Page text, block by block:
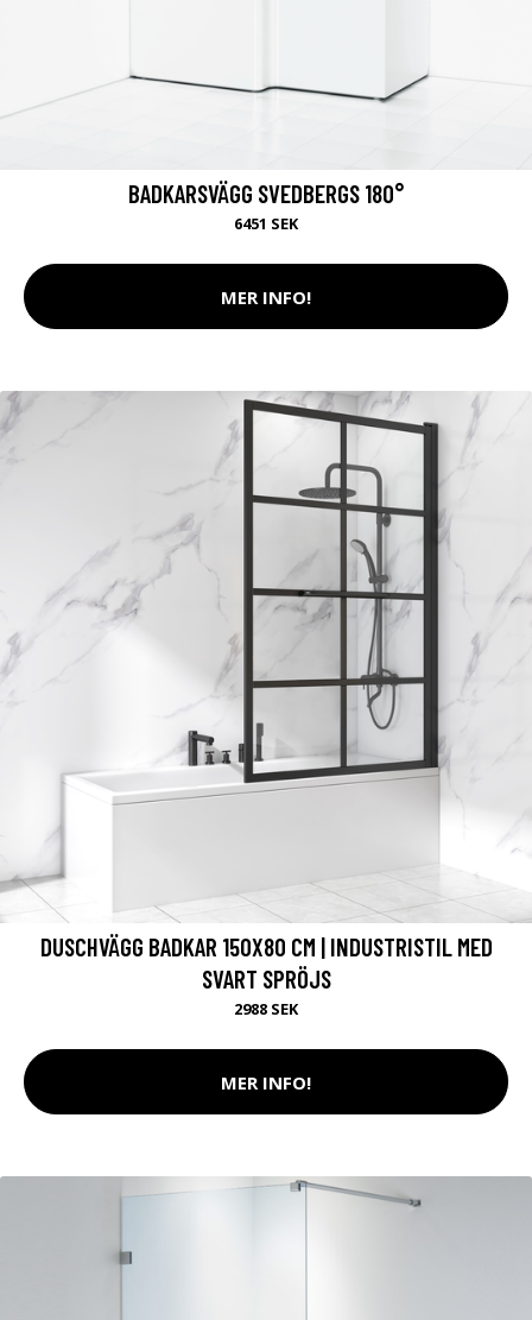
BADKARSVÄGG SVEDBERGS 180°
6451 SEK
MER INFO!
DUSCHVÄGG BADKAR 150X80 CM | INDUSTRISTIL MED
SVART SPRÖJS
2988 SEK
MER INFO!